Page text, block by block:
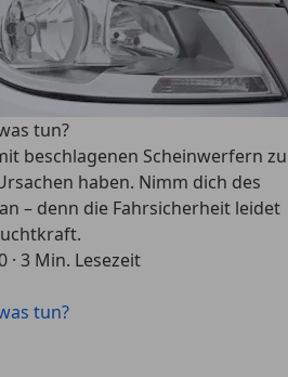
tun?
beschlagenen Scheinwerfern zu
haben. Nimm dich des
– denn die Fahrsicherheit leidet
· 3 Min. Lesezeit
tun?